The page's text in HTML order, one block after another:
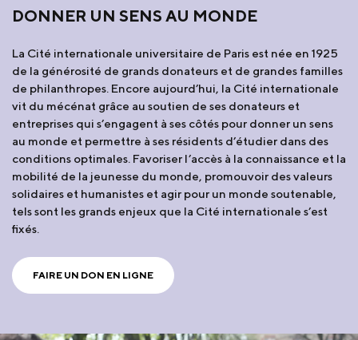
DONNER UN SENS AU MONDE
La Cité internationale universitaire de Paris est née en 1925
de la générosité de grands donateurs et de grandes familles
de philanthropes. Encore aujourd’hui, la Cité internationale
vit du mécénat grâce au soutien de ses donateurs et
entreprises qui s’engagent à ses côtés pour donner un sens
au monde et permettre à ses résidents d’étudier dans des
conditions optimales. Favoriser l’accès à la connaissance et la
mobilité de la jeunesse du monde, promouvoir des valeurs
solidaires et humanistes et agir pour un monde soutenable,
tels sont les grands enjeux que la Cité internationale s’est
fixés.
FAIRE UN DON EN LIGNE